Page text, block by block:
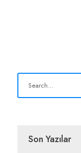
Son Yazılar